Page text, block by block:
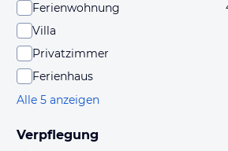
Ferienwohnung
Villa
Privatzimmer
Ferienhaus
Alle 5 anzeigen
Verpflegung